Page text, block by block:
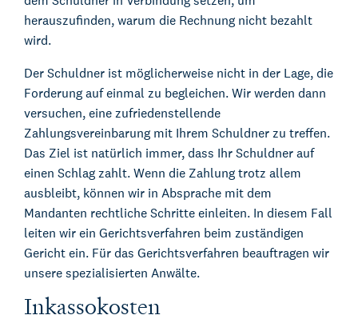
herauszufinden, warum die Rechnung nicht bezahlt
wird.
Der Schuldner ist möglicherweise nicht in der Lage, die
Forderung auf einmal zu begleichen. Wir werden dann
versuchen, eine zufriedenstellende
Zahlungsvereinbarung mit Ihrem Schuldner zu treffen.
Das Ziel ist natürlich immer, dass Ihr Schuldner auf
einen Schlag zahlt. Wenn die Zahlung trotz allem
ausbleibt, können wir in Absprache mit dem
Mandanten rechtliche Schritte einleiten. In diesem Fall
leiten wir ein Gerichtsverfahren beim zuständigen
Gericht ein. Für das Gerichtsverfahren beauftragen wir
unsere spezialisierten Anwälte.
Inkassokosten